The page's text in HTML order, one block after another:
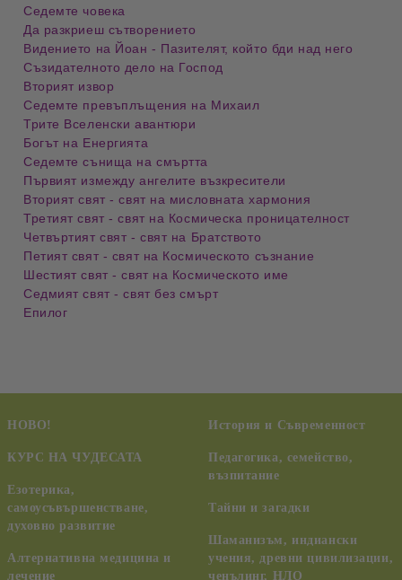
Седемте човека
Да разкриеш сътворението
Видението на Йоан - Пазителят, който бди над него
Съзидателното дело на Господ
Вторият извор
Седемте превъплъщения на Михаил
Трите Вселенски авантюри
Богът на Енергията
Седемте сънища на смъртта
Първият измежду ангелите възкресители
Вторият свят - свят на мисловната хармония
Третият свят - свят на Космическа проницателност
Четвъртият свят - свят на Братството
Петият свят - свят на Космическото съзнание
Шестият свят - свят на Космическото име
Седмият свят - свят без смърт
Епилог
НОВО!
КУРС НА ЧУДЕСАТА
Езотерика,
самоусъвършенстване,
духовно развитие
Алтернативна медицина и
лечение
История и Съвременност
Педагогика, семейство,
възпитание
Тайни и загадки
Шаманизъм, индиански
учения, древни цивилизации,
ченълинг, НЛО